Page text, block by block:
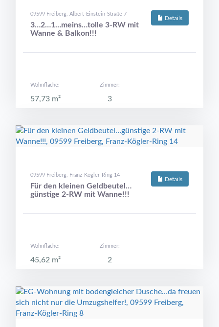
Details
09599 Freiberg, Albert-Einstein-Straße 7
3…2…1…meins…tolle 3-RW mit
Wanne & Balkon!!!
Wohnfläche:
57,73 m²
Zimmer:
3
Details
09599 Freiberg, Franz-Kögler-Ring 14
Für den kleinen Geldbeutel…
günstige 2-RW mit Wanne!!!
Wohnfläche:
45,62 m²
Zimmer:
2